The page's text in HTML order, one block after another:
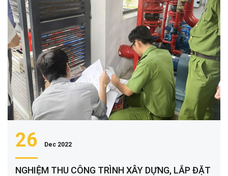
26 Dec 2022
NGHIỆM THU CÔNG TRÌNH XÂY DỰNG, LẮP ĐẶT